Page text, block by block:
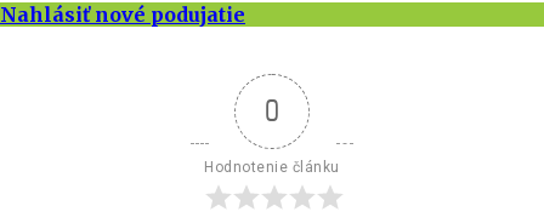
Nahlásiť nové podujatie
0
Hodnotenie článku